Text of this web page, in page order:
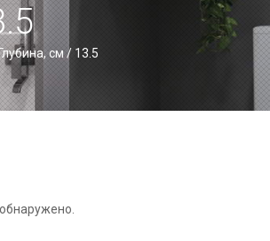
см / 13.5